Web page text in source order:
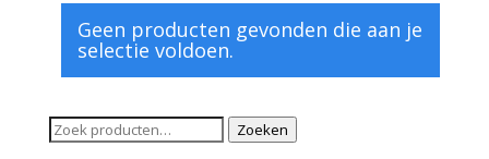
Geen producten gevonden die aan je
selectie voldoen.
Zoeken
naar:
Zoeken